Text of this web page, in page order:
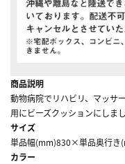
商品説明
動物病院でリハビリ、マッサ
用にビーズクッションにしま
サイズ
単品幅(mm)830×単品奥行
カラー